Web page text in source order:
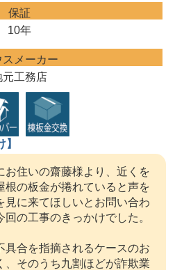
保証
10年
スメーカー
元工務店
住いの齋藤様より、近くを
根の板金が捲れていると声を
見に来てほしいとお問い合わ
の工事のきっかけでした。
合を指摘されるケースのお
、そのうち九割ほどが詐欺業